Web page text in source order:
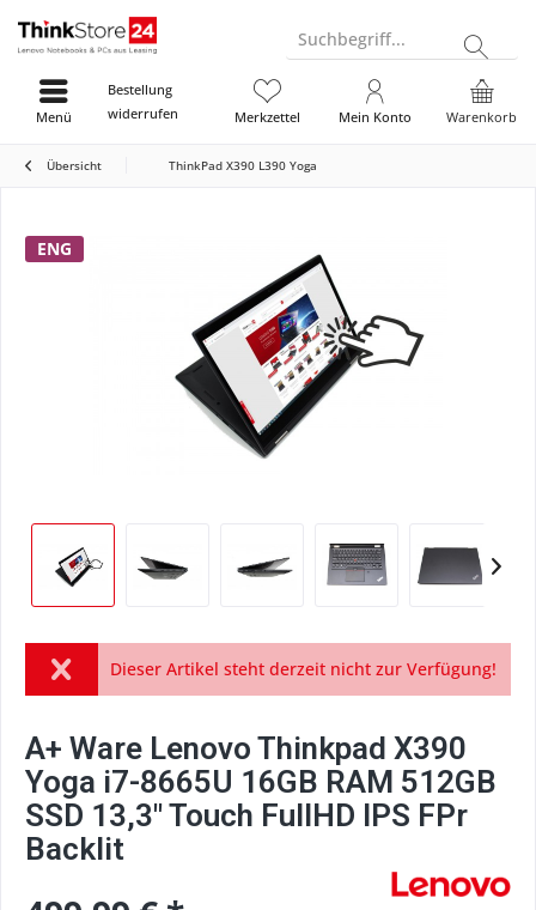
Suchbegriff...
Bestellung
widerrufen
Warenkorb
Merkzettel Mein Konto
Menü
Übersicht ThinkPad X390 L390 Yoga
ENG
Dieser Artikel steht derzeit nicht zur Verfügung!
A+ Ware Lenovo Thinkpad X390
Yoga i7-8665U 16GB RAM 512GB
SSD 13,3" Touch FullHD IPS FPr
Backlit